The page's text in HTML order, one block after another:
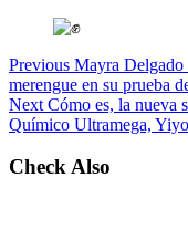
Previous Mayra Delgado
merengue en su prueba
Next Cómo es, la nueva
Químico Ultramega,
Check Also